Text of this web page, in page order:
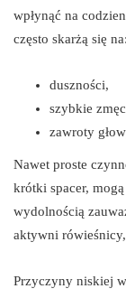
wpłynąć na
często skarżą się na:
duszności,
szybkie
zawroty
Nawet proste
krótki spacer,
wydolnością
aktywni
Przyczyny niskiej